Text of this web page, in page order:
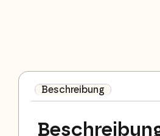
Beschreibung